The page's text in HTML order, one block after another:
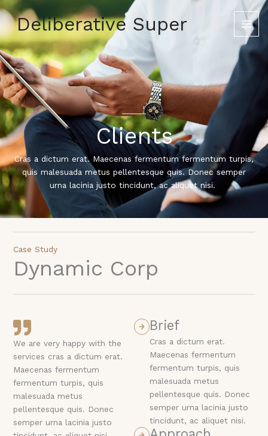
Skip
to
contentDeliberative Super
Clients
Cras a dictum erat. Maecenas fermentum fermentum turpis,
quis malesuada metus pellentesque quis. Donec semper
urna lacinia justo tincidunt, ac aliquet nisi.
Case Study
Dynamic Corp
We are very happy with the
services cras a dictum erat.
Maecenas fermentum
fermentum turpis, quis
malesuada metus
pellentesque quis. Donec
semper urna lacinia justo
Brief
Cras a dictum erat.
Maecenas fermentum
fermentum turpis, quis
malesuada metus
pellentesque quis. Donec
semper urna lacinia justo
tincidunt, ac aliquet nisi.